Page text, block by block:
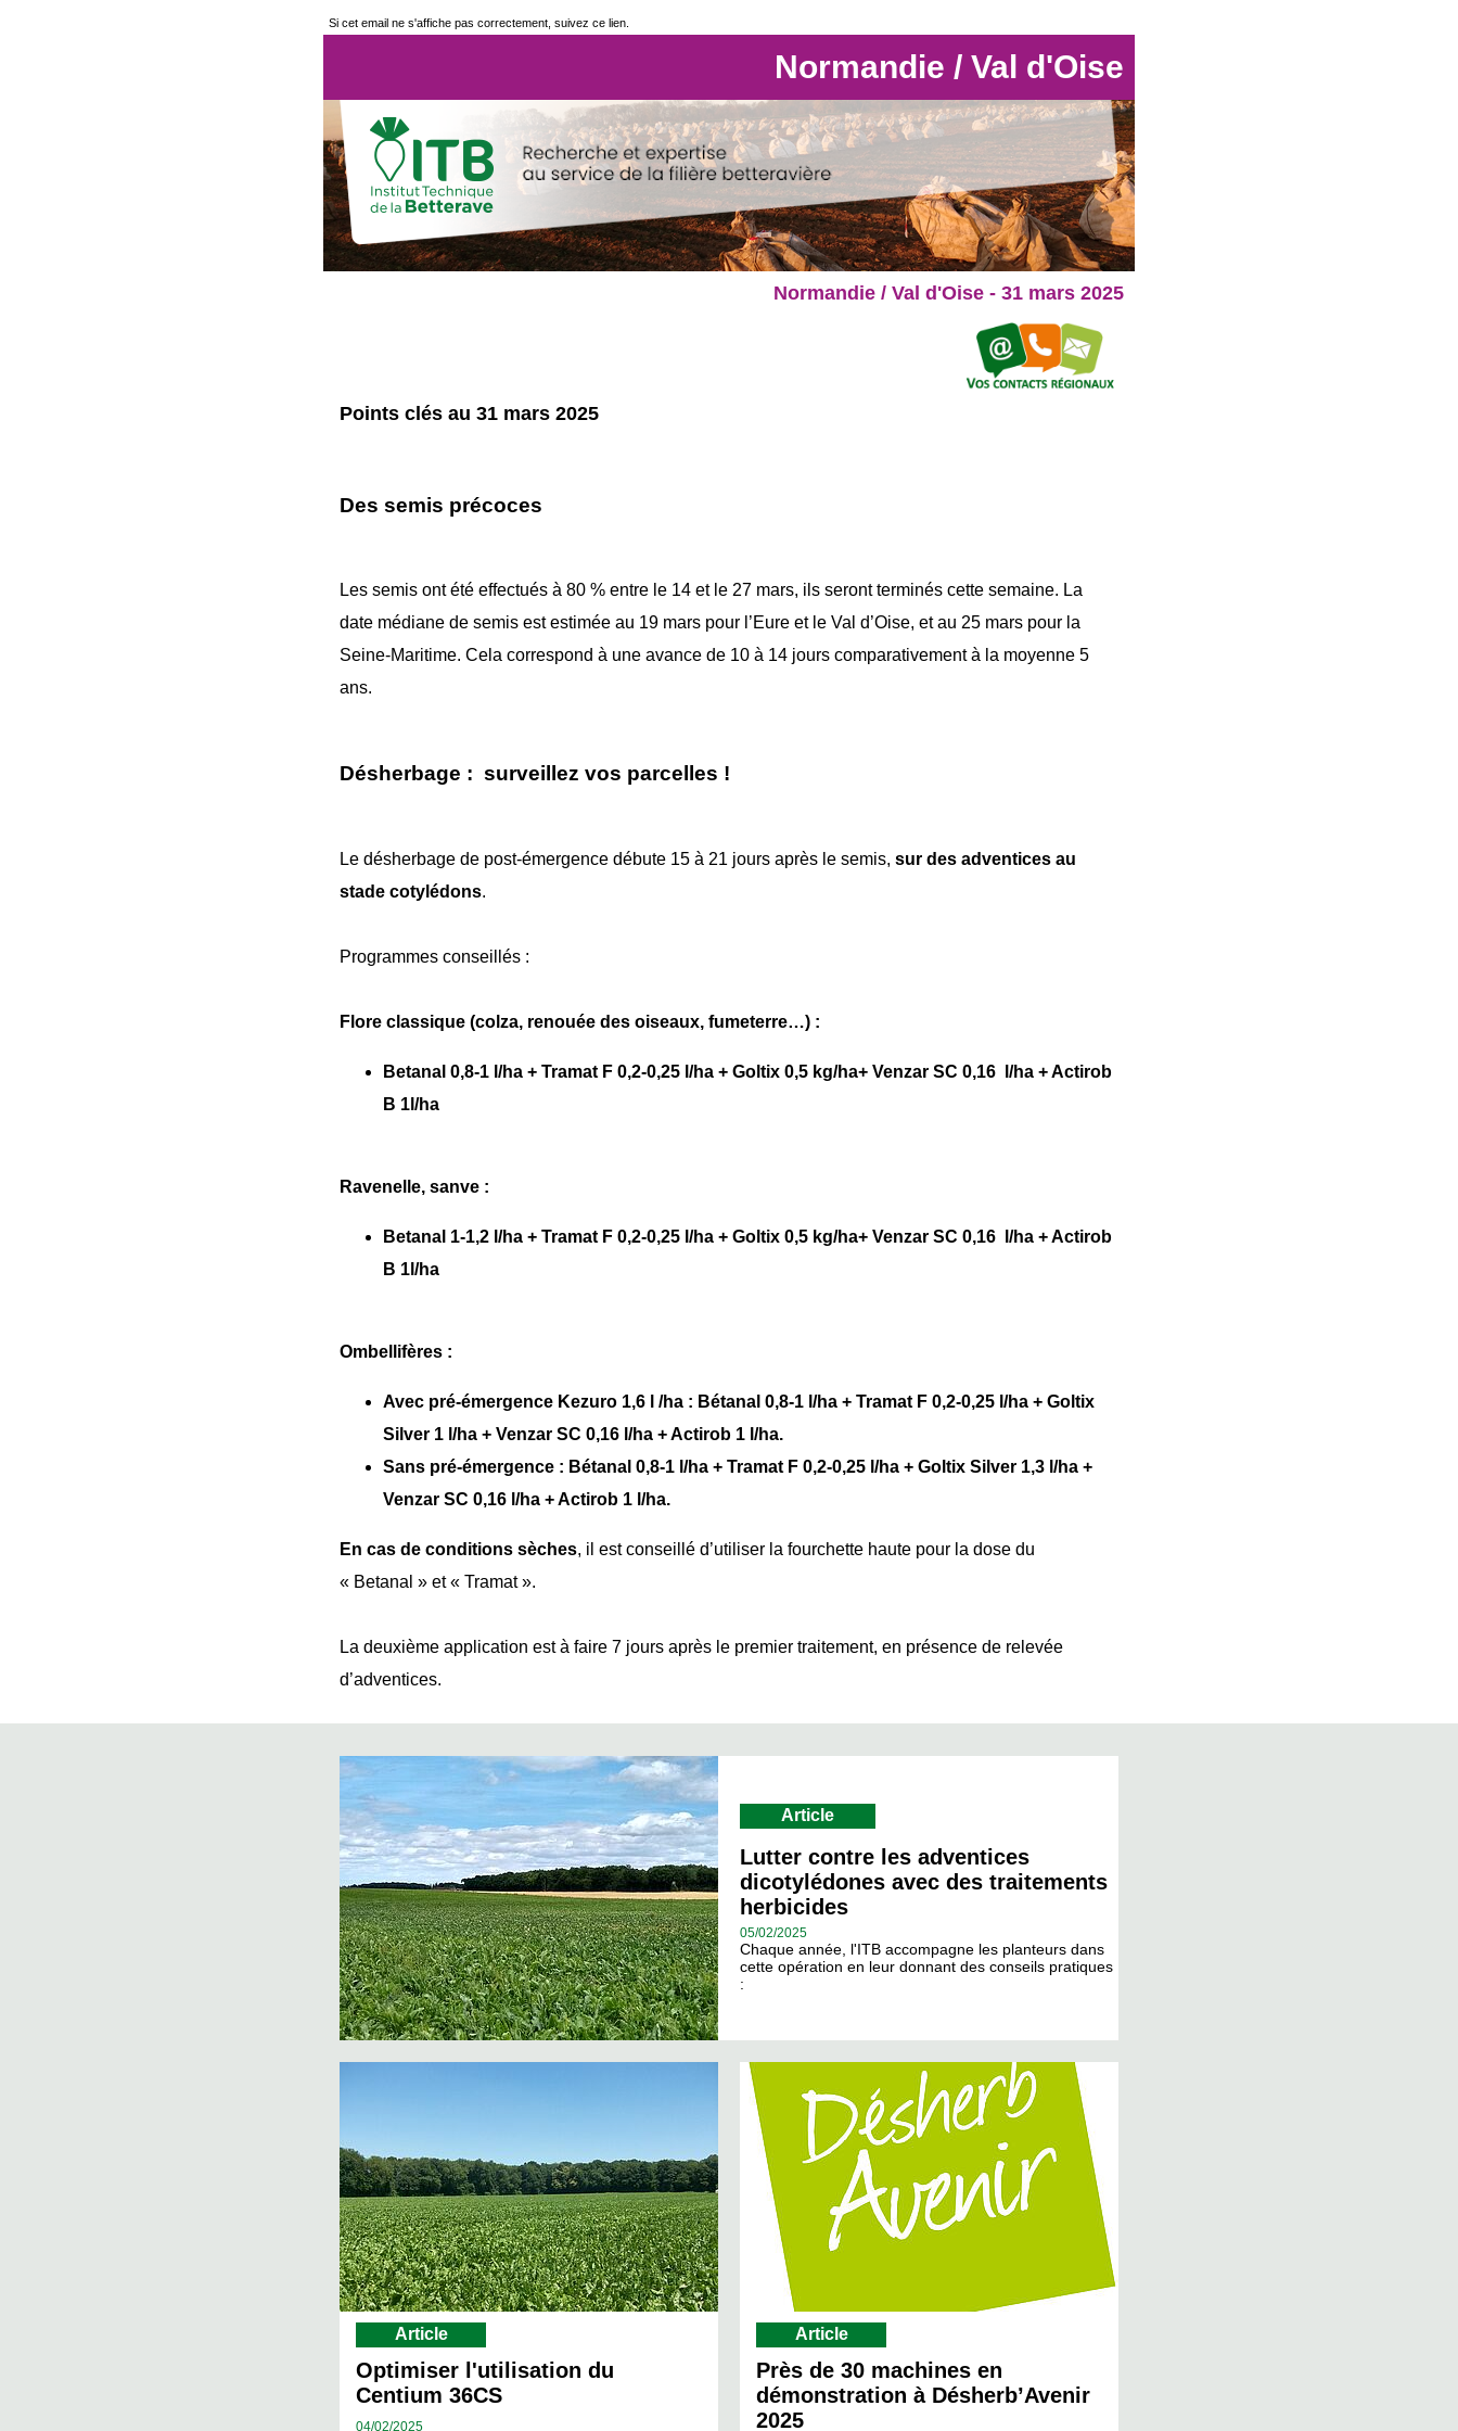
Si cet email ne s'affiche pas correctement, suivez ce lien.
Normandie / Val d'Oise
Normandie / Val d'Oise - 31 mars 2025
Points clés au 31 mars 2025
Des semis précoces
Les semis ont été effectués à 80 % entre le 14 et le 27 mars, ils seront terminés cette semaine. La
date médiane de semis est estimée au 19 mars pour l’Eure et le Val d’Oise, et au 25 mars pour la
Seine-Maritime. Cela correspond à une avance de 10 à 14 jours comparativement à la moyenne 5
ans.
Désherbage : surveillez vos parcelles !
Le désherbage de post-émergence débute 15 à 21 jours après le semis, sur des adventices au
stade cotylédons.
Programmes conseillés :
Flore classique (colza, renouée des oiseaux, fumeterre…) :
Betanal 0,8-1 l/ha + Tramat F 0,2-0,25 l/ha + Goltix 0,5 kg/ha+ Venzar SC 0,16 l/ha + Actirob
B 1l/ha
Ravenelle, sanve :
Betanal 1-1,2 l/ha + Tramat F 0,2-0,25 l/ha + Goltix 0,5 kg/ha+ Venzar SC 0,16 l/ha + Actirob
B 1l/ha
Ombellifères :
Avec pré-émergence Kezuro 1,6 l /ha : Bétanal 0,8-1 l/ha + Tramat F 0,2-0,25 l/ha + Goltix
Silver 1 l/ha + Venzar SC 0,16 l/ha + Actirob 1 l/ha.
Sans pré-émergence : Bétanal 0,8-1 l/ha + Tramat F 0,2-0,25 l/ha + Goltix Silver 1,3 l/ha +
Venzar SC 0,16 l/ha + Actirob 1 l/ha.
En cas de conditions sèches, il est conseillé d’utiliser la fourchette haute pour la dose du
« Betanal » et « Tramat ».
La deuxième application est à faire 7 jours après le premier traitement, en présence de relevée
d’adventices.
Article
Lutter contre les adventices
dicotylédones avec des traitements
herbicides
05/02/2025
Chaque année, l'ITB accompagne les planteurs dans
cette opération en leur donnant des conseils pratiques
:
Article
Optimiser l'utilisation du
Centium 36CS
04/02/2025
Article
Près de 30 machines en
démonstration à Désherb’Avenir
2025